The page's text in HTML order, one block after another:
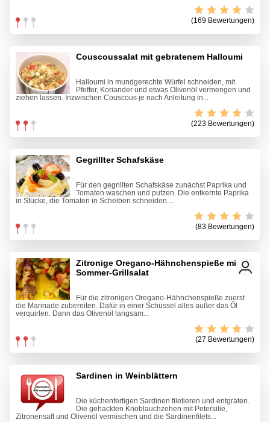
(169 Bewertungen)
Couscoussalat mit gebratenem Halloumi
Halloumi in mundgerechte Würfel schneiden, mit
Pfeffer, Koriander und etwas Olivenöl vermengen und
ziehen lassen. Inzwischen Couscous je nach Anleitung in...
(223 Bewertungen)
Gegrillter Schafskäse
Für den gegrillten Schafskäse zunächst Paprika und
Tomaten waschen und putzen. Die entkernte Paprika
in Stücke, die Tomaten in Scheiben schneiden....
(83 Bewertungen)
Zitronige Oregano-Hähnchenspieße mit
Sommer-Grillsalat
Für die zitronigen Oregano-Hähnchenspieße zuerst
die Marinade zubereiten. Dafür in einer Schüssel alles außer das Öl
verquirlen. Dann das Olivenöl langsam...
(27 Bewertungen)
Sardinen in Weinblättern
Die küchenfertigen Sardinen filetieren und entgräten.
Die gehackten Knoblauchzehen mit Petersilie,
Zitronensaft und Olivenöl vermischen und die Sardinenfilets...